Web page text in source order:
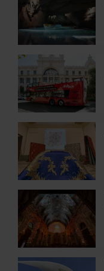
València
las
Cuevas
de
San
José,
el
tesoro
bajo
tierra
de
València
Tres
autobuses
turísticos
diferentes
para
descubrir
València
Exposición
sobre
la
seda
en
Valencia:
arte
la
que
la
Iglesia
de
los
Visitas